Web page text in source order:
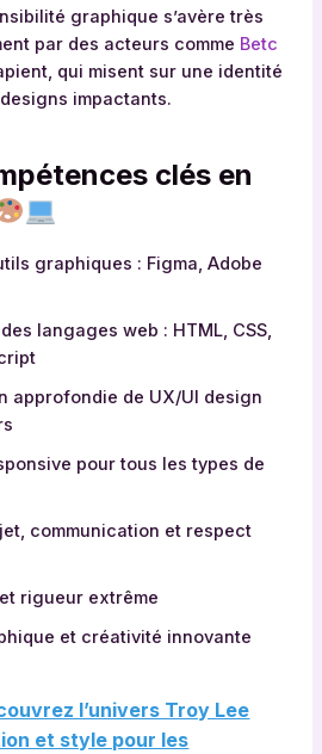
graphique s’avère très
par des acteurs comme Betc
qui misent sur une identité
impactants.
clés en
graphiques : Figma, Adobe
langages web : HTML, CSS,
approfondie de UX/UI design
pour tous les types de
communication et respect
rigueur extrême
et créativité innovante
l’univers Troy Lee
et style pour les